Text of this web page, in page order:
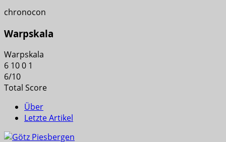
chronocon
Warpskala
Warpskala
6 100 1
6/10
Total Score
Über
Letzte Artikel